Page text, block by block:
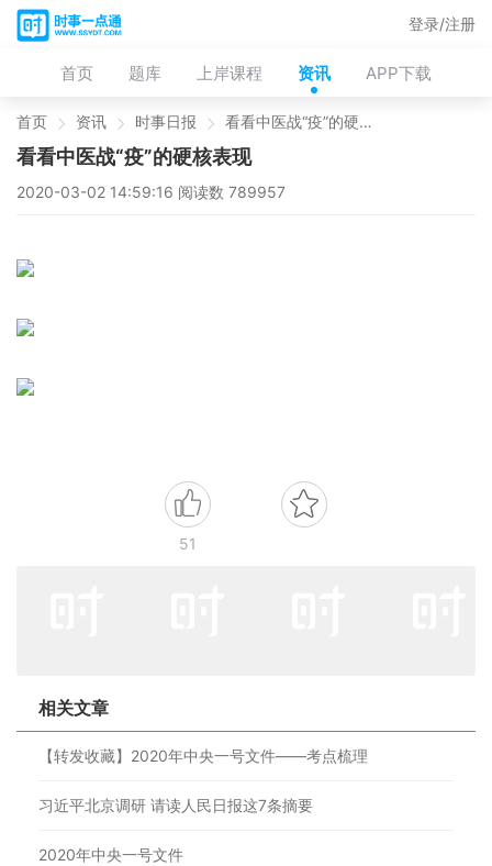
首页 题库 上岸课程 资讯 APP下载
登录/注册
首页 资讯 时事日报 看看中医战“疫”的硬核表现
看看中医战“疫”的硬核表现
2020-03-02 14:59:16 阅读数 789957
51
相关文章
【转发收藏】2020年中央一号文件——考点梳理
习近平北京调研 请读人民日报这7条摘要
2020年中央一号文件